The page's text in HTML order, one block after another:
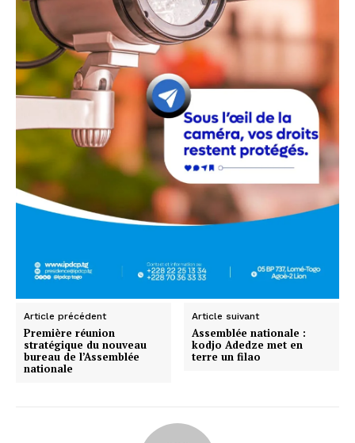
Article précédent
Première réunion
stratégique du nouveau
bureau de l’Assemblée
nationale
Article suivant
Assemblée nationale :
kodjo Adedze met en
terre un filao